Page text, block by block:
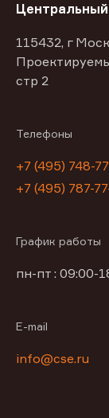
115432, г
стр 2
Телефоны
+7 (495) 748-
+7 (495) 787-
График работы
пн-пт : 09:00-
E-mail
info@cse.ru